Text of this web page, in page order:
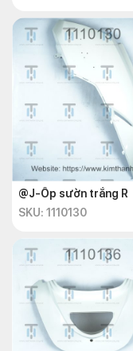
@J-Ốp sườn trắng R
SKU: 1110130